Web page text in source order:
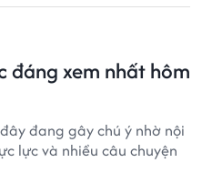
đáng xem nhất hôm
đang gây chú ý nhờ nội
lực và nhiều câu chuyện